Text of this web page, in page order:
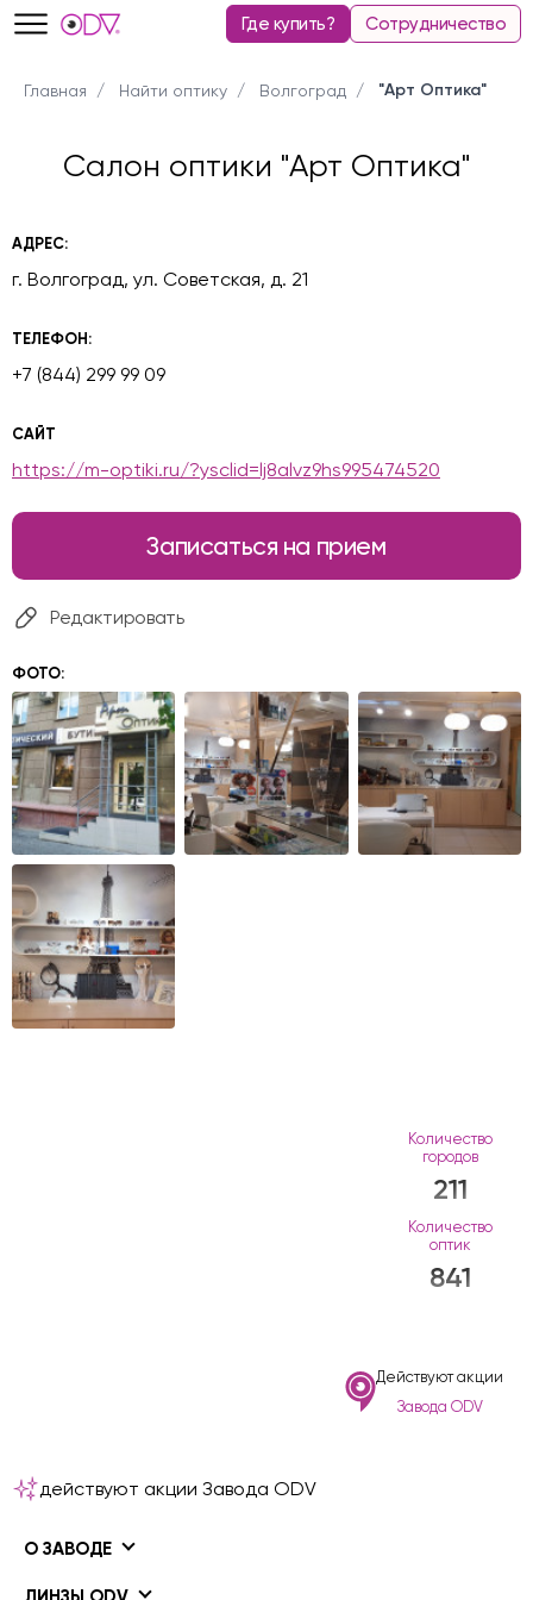
Где купить? Сотрудничество
Главная Найти оптику Волгоград "Арт Оптика"
Салон оптики "Арт Оптика"
АДРЕС:
г. Волгоград, ул. Советская, д. 21
ТЕЛЕФОН:
+7 (844) 299 99 09
САЙТ
https://m-optiki.ru/?ysclid=lj8alvz9hs995474520
Записаться на прием
Редактировать
ФОТО:
Количество
городов
211
Количество
оптик
841
Действуют акции
Завода ODV
действуют акции Завода ODV
О ЗАВОДЕ